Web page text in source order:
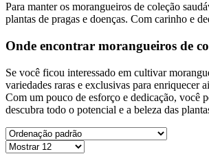
Para manter os morangueiros de coleção
plantas de pragas e doenças. Com carinho e
Onde encontrar morangueiros de
Se você ficou interessado em cultivar
variedades raras e exclusivas para enriquecer
Com um pouco de esforço e dedicação, você
descubra todo o potencial e a beleza das